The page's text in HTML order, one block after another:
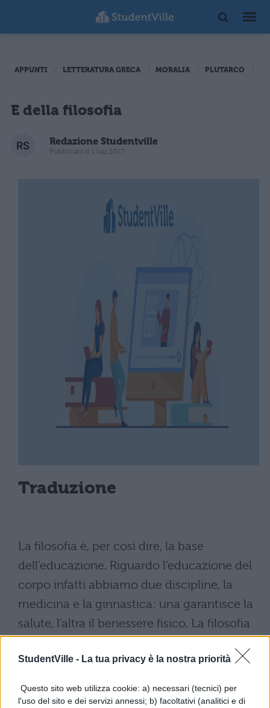
StudentVille - La tua privacy è la nostra priorità
Questo sito web utilizza cookie: a) necessari (tecnici) per
l'uso del sito e dei servizi annessi; b) facoltativi (analitici e di
APPUNTI LETTERATURA GRECA MORALIA PLUTARCO
E della filosofia
Redazione Studentville
Pubblicato il 1 lug 2017
Traduzione
La filosofia è, per così dire, la base
dell’educazione. Riguardo l’educazione del
corpo infatti abbiamo due discipline, la
medicina e la ginnastica: una garantisce la
salute, l’altra il benessere fisico. La filosofia
e i danni dell’anima. Attraverso la filosofia e
brutto, il giusto e l’ingiusto. Occorre infatti